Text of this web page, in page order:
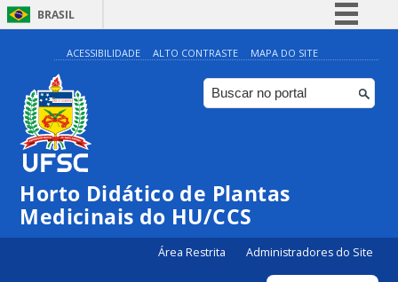
BRASIL
Simplifique!
Comunica BR
Participe
Canais
ACESSIBILIDADE ALTO CONTRASTE MAPA DO SITE
Horto Didático de Plantas
Medicinais do HU/CCS
Área Restrita Administradores do Site